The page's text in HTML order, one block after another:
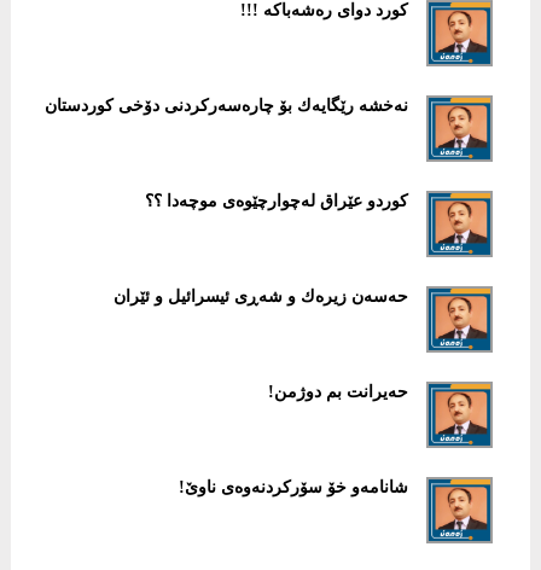
كورد دوای رەشەباكە !!!
نەخشە رێگایەك بۆ چارەسەركردنی دۆخی كوردستان
كوردو عێراق لەچوارچێوەی موچەدا ؟؟
حەسەن زیرەك و شەڕی ئیسرائیل و ئێران
حەیرانت بم دوژمن!
شانامەو خۆ سۆركردنەوەی ناوێ!